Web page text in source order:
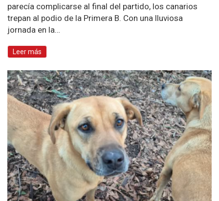
parecía complicarse al final del partido, los canarios
trepan al podio de la Primera B. Con una lluviosa
jornada en la…
Leer más